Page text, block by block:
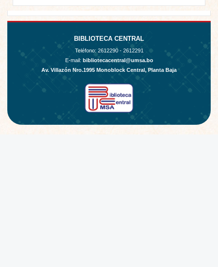
BIBLIOTECA CENTRAL
Teléfono: 2612290 - 2612291
E-mail: bibliotecacentral@umsa.bo
Av. Villazón Nro.1995 Monoblock Central, Planta Baja